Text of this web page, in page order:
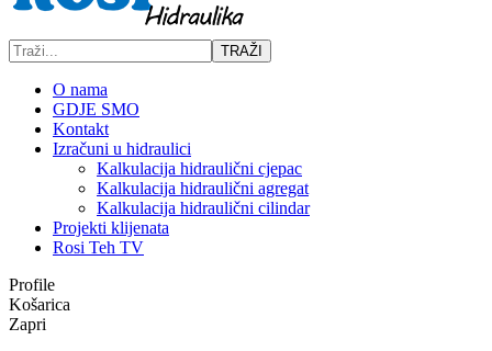
TRAŽI
O nama
GDJE SMO
Kontakt
Izračuni u hidraulici
Kalkulacija hidraulični cjepac
Kalkulacija hidraulični agregat
Kalkulacija hidraulični cilindar
Projekti klijenata
Rosi Teh TV
Profile
Košarica
Zapri